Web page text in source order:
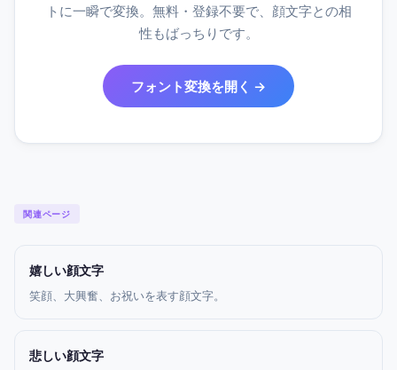
トに一瞬で変換。無料・登録不要で、顔文字との相
性もばっちりです。
フォント変換を開く →
関連ページ
嬉しい顔文字
笑顔、大興奮、お祝いを表す顔文字。
悲しい顔文字